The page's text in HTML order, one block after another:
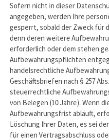
Sofern nicht in dieser
angegeben, werden Ihre
gesperrt, sobald der Zweck für
denn deren weitere
erforderlich oder dem stehen
Aufbewahrungspflichten
handelsrechtliche
Geschäftsbriefen nach § 257
steuerrechtliche
von Belegen (10 Jahre). Wenn
Aufbewahrungsfrist abläuft,
Löschung Ihrer Daten, es sei
für einen Vertragsabschluss